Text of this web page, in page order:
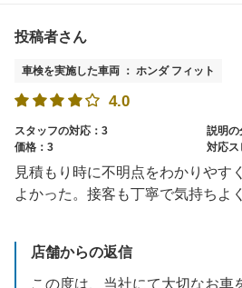
投稿者さん
車検を実施した車両 ： ホンダ フィット
4.0
スタッフの対応：3
説明の
価格：3
対応ス
見積もり時に不明点をわかりやす
よかった。接客も丁寧で気持ちよ
店舗からの返信